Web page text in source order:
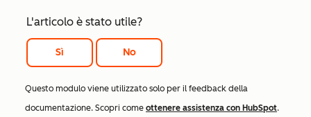
L'articolo è stato utile?
Sì No
Questo modulo viene utilizzato solo per il feedback della
documentazione. Scopri come ottenere assistenza con HubSpot.